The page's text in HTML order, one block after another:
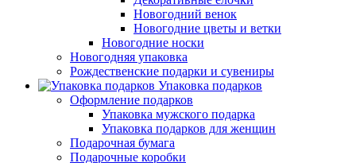
Новогодний венок
Новогодние цветы и ветки
Новогодние носки
Новогодняя упаковка
Рождественские подарки и сувениры
Упаковка подарков
Оформление подарков
Упаковка мужского подарка
Упаковка подарков для женщин
Подарочная бумага
Подарочные коробки